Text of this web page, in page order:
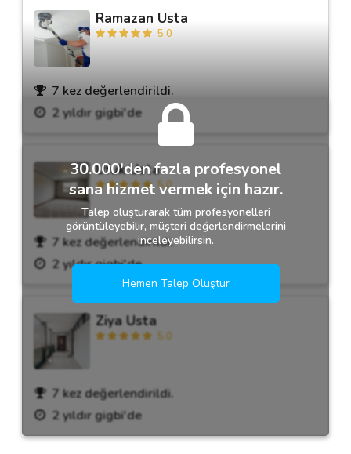
Ramazan Usta
5.0
7 kez değerlendirildi.
2 yıldır gigbi'de
Ufuk Usta
5.0
7 kez değerlendirildi.
2 yıldır gigbi'de
Ziya Usta
5.0
7 kez değerlendirildi.
2 yıldır gigbi'de
30.000'den fazla profesyonel
sana hizmet vermek için hazır.
Talep oluşturarak tüm profesyonelleri
görüntüleyebilir, müşteri değerlendirmelerini
inceleyebilirsin.
Hemen Talep Oluştur